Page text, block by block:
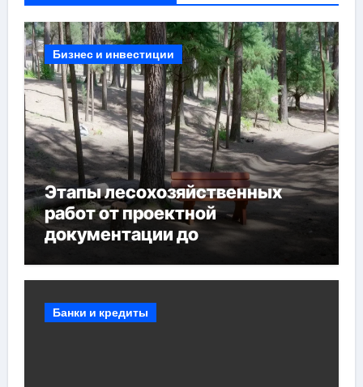
Бизнес и инвестиции
Этапы лесохозяйственных
работ от проектной
документации до
мероприятий и обустройства
Банки и кредиты